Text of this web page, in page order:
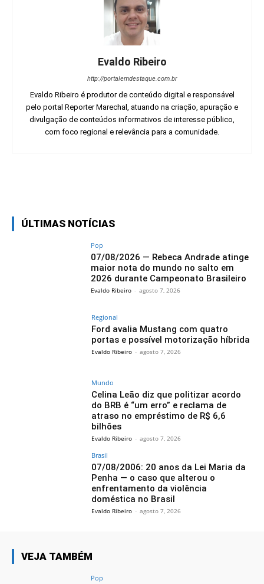
Evaldo Ribeiro
http://portalemdestaque.com.br
Evaldo Ribeiro é produtor de conteúdo digital e responsável
pelo portal Reporter Marechal, atuando na criação, apuração e
divulgação de conteúdos informativos de interesse público,
com foco regional e relevância para a comunidade.
ÚLTIMAS NOTÍCIAS
Pop
07/08/2026 — Rebeca Andrade atinge
maior nota do mundo no salto em
2026 durante Campeonato Brasileiro
Evaldo Ribeiro - agosto 7, 2026
Regional
Ford avalia Mustang com quatro
portas e possível motorização híbrida
Evaldo Ribeiro - agosto 7, 2026
Mundo
Celina Leão diz que politizar acordo
do BRB é “um erro” e reclama de
atraso no empréstimo de R$ 6,6
bilhões
Evaldo Ribeiro - agosto 7, 2026
Brasil
07/08/2006: 20 anos da Lei Maria da
Penha — o caso que alterou o
enfrentamento da violência
doméstica no Brasil
Evaldo Ribeiro - agosto 7, 2026
VEJA TAMBÉM
Pop